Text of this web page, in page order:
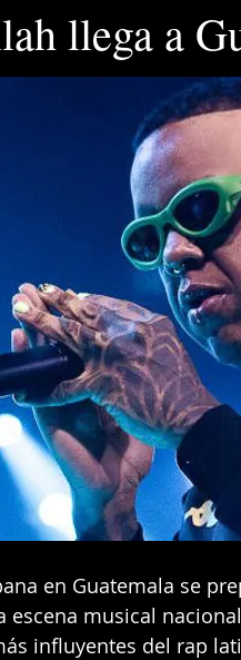
llega a
en Guatemala se
escena musical
influyentes del rap